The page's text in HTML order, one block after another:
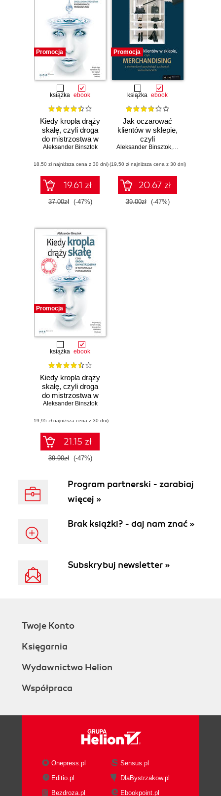
Promocja
książka ebook
Kiedy kropla drąży
skałę, czyli droga
do mistrzostwa w
komunikacji
Aleksander Binsztok
(18,50 zł najniższa cena z 30 dni)
19.61 zł
37.00zł (-47%)
Promocja
książka ebook
Jak oczarować
klientów w sklepie,
czyli
merchandising z
psychologii
zachowań
konsumenckich
Aleksander Binsztok, Tymoteusz
(19,50 zł najniższa cena z 30 dni)
20.67 zł
39.00zł (-47%)
Promocja
książka ebook
Kiedy kropla drąży
skałę, czyli droga
do mistrzostwa w
komunikacji
Wydanie II
rozszerzone
Aleksander Binsztok
(19,95 zł najniższa cena z 30 dni)
21.15 zł
39.90zł (-47%)
Program partnerski - zarabiaj
więcej »
Brak książki? - daj nam znać »
Subskrybuj newsletter »
Twoje Konto
Księgarnia
Wydawnictwo Helion
Współpraca
Onepress.pl
Sensus.pl
Editio.pl
DlaBystrzakow.pl
Bezdroza.pl
Ebookpoint.pl